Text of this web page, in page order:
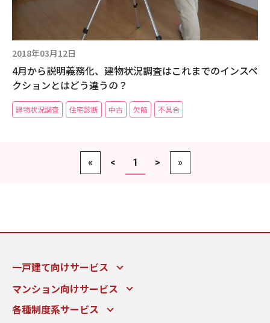
2018年03月12日
4月から説明義務化、建物状況調査はこれまでのインスペ
クションとはどう違うの？
建物状況調査 住宅診断 中古 欠陥 不具合
« < 1 > »
一戸建て向けサービス
マンション向けサービス
各種制度系サービス